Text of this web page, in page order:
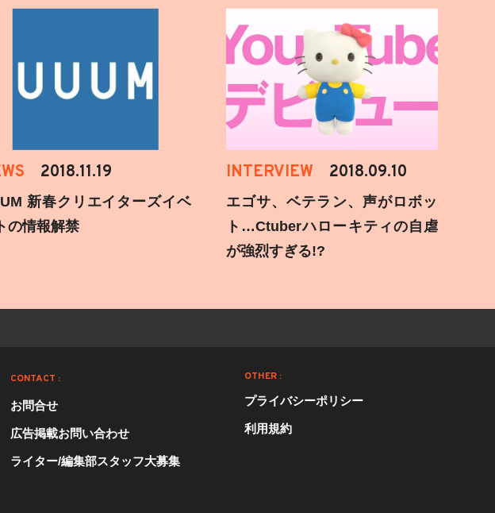
2018.11.19
新春クリエイターズイベ
の情報解禁
INTERVIEW 2018.09.10
エゴサ、ベテラン、声がロボッ
ト…Ctuberハローキティの自虐
が強烈すぎる!?
CONTACT :
お問合せ
広告掲載お問い合わせ
ライター/編集部スタッフ大募集
OTHER :
プライバシーポリシー
利用規約